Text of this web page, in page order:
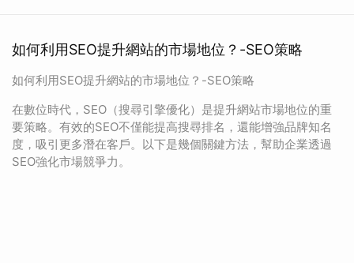
如何利用SEO提升網站的市場地位？-SEO策略
如何利用SEO提升網站的市場地位？-SEO策略
在數位時代，SEO（搜尋引擎優化）是提升網站市場地位的重
要策略。有效的SEO不僅能提高搜尋排名，還能增強品牌知名
度，吸引更多潛在客戶。以下是幾個關鍵方法，幫助企業透過
SEO強化市場競爭力。